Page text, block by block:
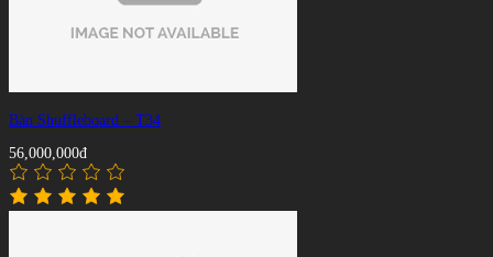
Bàn Shuffleboard – T34
56,000,000đ